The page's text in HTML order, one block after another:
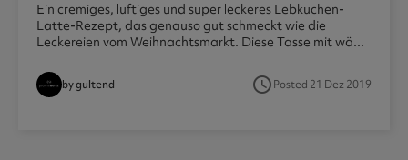
Ein cremiges, luftiges und super leckeres Lebkuchen-
Latte-Rezept, das genauso gut schmeckt wie die
Leckereien vom Weihnachtsmarkt. Diese Tasse mit wä...
by gultend access_timePosted 21 Dez 2019